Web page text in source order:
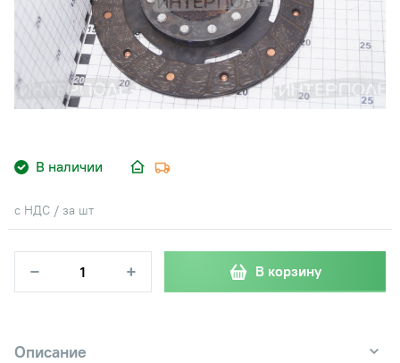
В наличии
с НДС / за шт
− + В корзину
Описание